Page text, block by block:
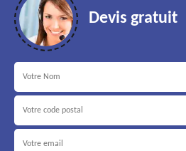
Devis gratuit